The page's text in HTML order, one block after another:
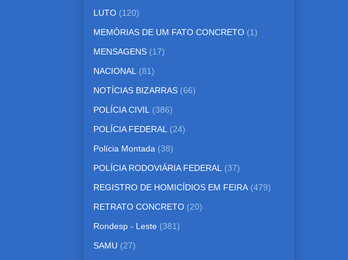
LUTO (120)
MEMÓRIAS DE UM FATO CONCRETO (1)
MENSAGENS (17)
NACIONAL (81)
NOTÍCIAS BIZARRAS (66)
POLÍCIA CIVIL (386)
POLÍCIA FEDERAL (24)
Polícia Montada (38)
POLÍCIA RODOVIÁRIA FEDERAL (37)
REGISTRO DE HOMICÍDIOS EM FEIRA (479)
RETRATO CONCRETO (20)
Rondesp - Leste (381)
SAMU (27)